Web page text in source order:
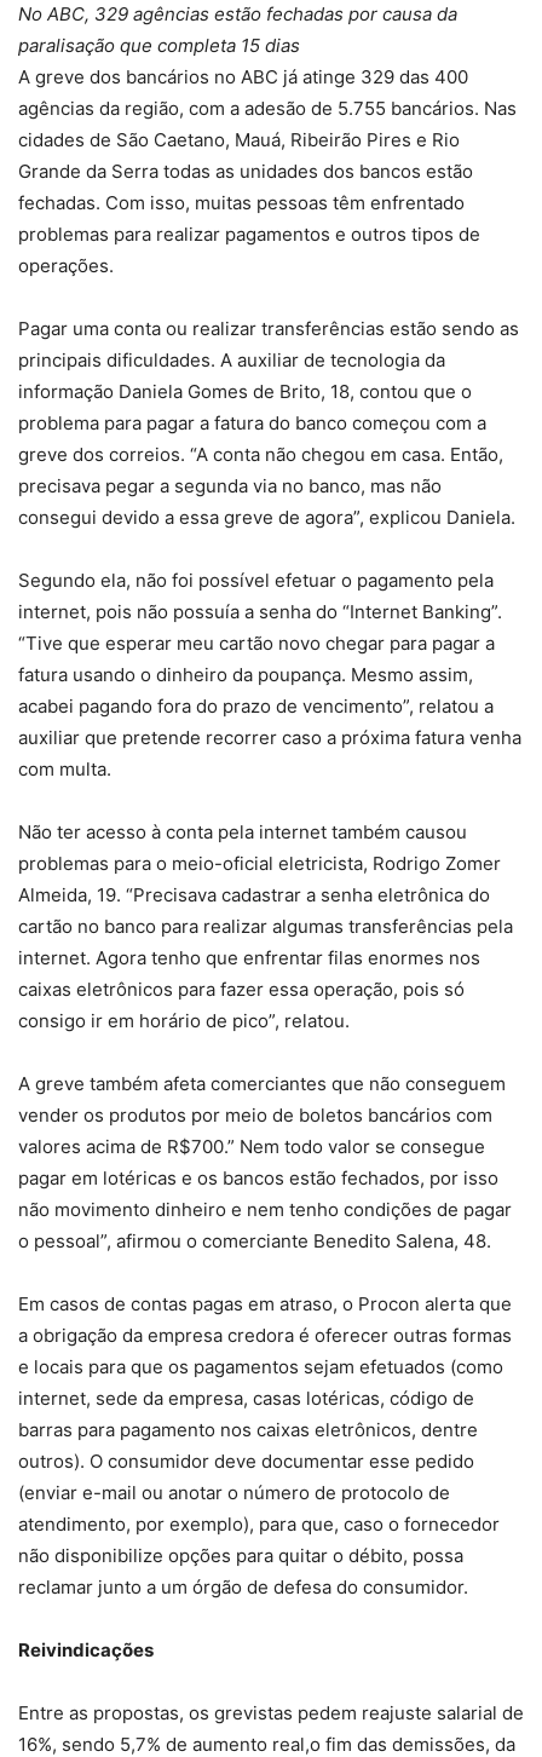
No ABC, 329 agências estão fechadas por causa da
paralisação que completa 15 dias
A greve dos bancários no ABC já atinge 329 das 400
agências da região, com a adesão de 5.755 bancários. Nas
cidades de São Caetano, Mauá, Ribeirão Pires e Rio
Grande da Serra todas as unidades dos bancos estão
fechadas. Com isso, muitas pessoas têm enfrentado
problemas para realizar pagamentos e outros tipos de
operações.
Pagar uma conta ou realizar transferências estão sendo as
principais dificuldades. A auxiliar de tecnologia da
informação Daniela Gomes de Brito, 18, contou que o
problema para pagar a fatura do banco começou com a
greve dos correios. “A conta não chegou em casa. Então,
precisava pegar a segunda via no banco, mas não
consegui devido a essa greve de agora”, explicou Daniela.
Segundo ela, não foi possível efetuar o pagamento pela
internet, pois não possuía a senha do “Internet Banking”.
“Tive que esperar meu cartão novo chegar para pagar a
fatura usando o dinheiro da poupança. Mesmo assim,
acabei pagando fora do prazo de vencimento”, relatou a
auxiliar que pretende recorrer caso a próxima fatura venha
com multa.
Não ter acesso à conta pela internet também causou
problemas para o meio-oficial eletricista, Rodrigo Zomer
Almeida, 19. “Precisava cadastrar a senha eletrônica do
cartão no banco para realizar algumas transferências pela
internet. Agora tenho que enfrentar filas enormes nos
caixas eletrônicos para fazer essa operação, pois só
consigo ir em horário de pico”, relatou.
A greve também afeta comerciantes que não conseguem
vender os produtos por meio de boletos bancários com
valores acima de R$700.” Nem todo valor se consegue
pagar em lotéricas e os bancos estão fechados, por isso
não movimento dinheiro e nem tenho condições de pagar
o pessoal”, afirmou o comerciante Benedito Salena, 48.
Em casos de contas pagas em atraso, o Procon alerta que
a obrigação da empresa credora é oferecer outras formas
e locais para que os pagamentos sejam efetuados (como
internet, sede da empresa, casas lotéricas, código de
barras para pagamento nos caixas eletrônicos, dentre
outros). O consumidor deve documentar esse pedido
(enviar e-mail ou anotar o número de protocolo de
atendimento, por exemplo), para que, caso o fornecedor
não disponibilize opções para quitar o débito, possa
reclamar junto a um órgão de defesa do consumidor.
Reivindicações
Entre as propostas, os grevistas pedem reajuste salarial de
16%, sendo 5,7% de aumento real,o fim das demissões, da